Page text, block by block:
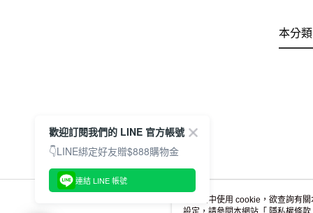
本分
本網站中使用 cookie，欲查詢有
歡迎訂閱我們的 LINE 官方帳號
👇LINE綁定好友贈$888購物金
連結 LINE 帳號